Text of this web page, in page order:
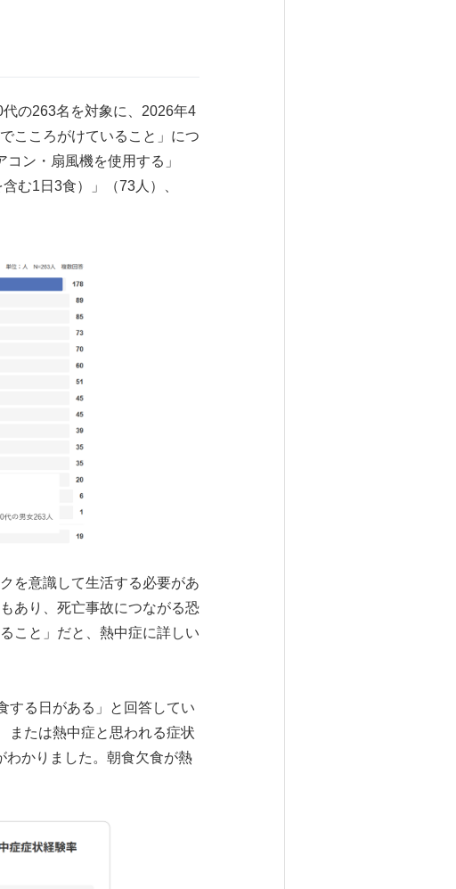
の263名を対象に、2026年4
こころがけていること」につ
ン・扇風機を使用する」
む1日3食）」（73人）、
を意識して生活する必要があ
あり、死亡事故につながる恐
こと」だと、熱中症に詳しい
する日がある」と回答してい
または熱中症と思われる症状
わかりました。朝食欠食が熱